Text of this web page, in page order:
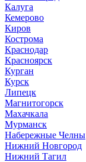
Калуга
Кемерово
Киров
Кострома
Краснодар
Красноярск
Курган
Курск
Липецк
Магнитогорск
Махачкала
Мурманск
Набережные Челны
Нижний Новгород
Нижний Тагил